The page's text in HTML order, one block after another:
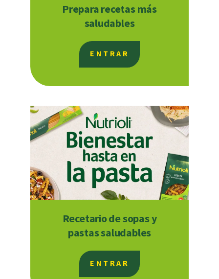
Prepara recetas más
saludables
ENTRAR
Recetario de sopas y
pastas saludables
ENTRAR